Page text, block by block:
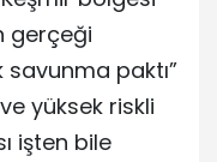
gerçeği
savunma paktı”
yüksek riskli
işten bile